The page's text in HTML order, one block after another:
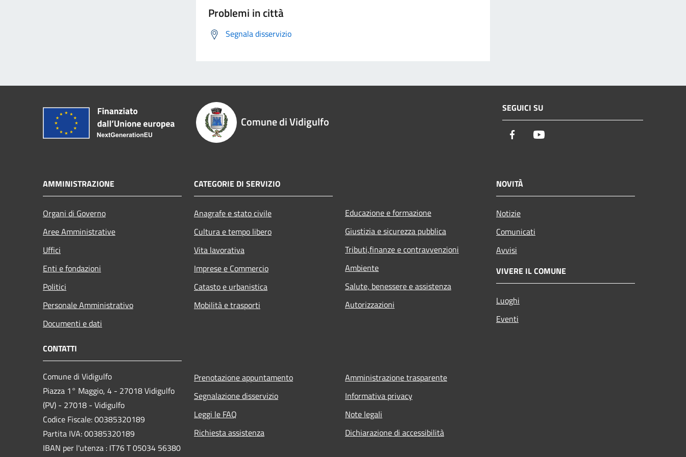
Problemi in città
Segnala disservizio
Comune di Vidigulfo
SEGUICI SU
Facebook
AMMINISTRAZIONE
Organi di Governo
Aree Amministrative
Uffici
Enti e fondazioni
Politici
Personale Amministrativo
Documenti e dati
CATEGORIE DI SERVIZIO
Anagrafe e stato civile
Cultura e tempo libero
Vita lavorativa
Imprese e Commercio
Catasto e urbanistica
Mobilità e trasporti
Educazione e formazione
Giustizia e sicurezza pubblica
Tributi,finanze e contravvenzioni
Ambiente
Salute, benessere e assistenza
Autorizzazioni
NOVITÀ
Notizie
Comunicati
Avvisi
VIVERE IL COMUNE
Luoghi
Eventi
CONTATTI
Comune di Vidigulfo
Piazza 1° Maggio, 4 - 27018 Vidigulfo
(PV) - 27018 - Vidigulfo
Codice Fiscale: 00385320189
Partita IVA: 00385320189
IBAN per l'utenza : IT76 T 05034 56380
Prenotazione appuntamento
Segnalazione disservizio
Leggi le FAQ
Richiesta assistenza
Amministrazione trasparente
Informativa privacy
Note legali
Dichiarazione di accessibilità